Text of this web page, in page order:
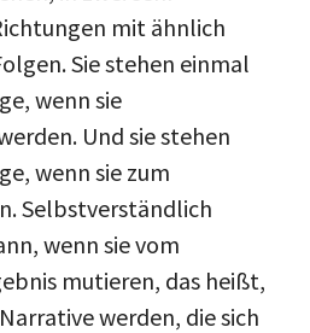
mit ähnlich
Sie stehen einmal
wenn sie
Und sie stehen
wenn sie zum
Selbstverständlich
wenn sie vom
mutieren, das heißt,
werden, die sich